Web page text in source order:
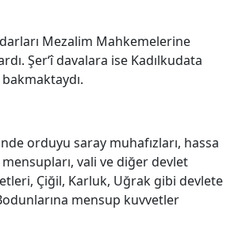
Mezalim Mahkemelerine
Şer‘î davalara ise Kadılkudata
orduyu saray muhafızları, hassa
vali ve diğer devlet
Çiğil, Karluk, Uğrak gibi devlete
mensup kuvvetler